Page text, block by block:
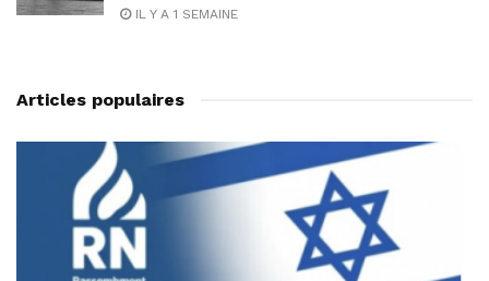
IL Y A 1 SEMAINE
Articles populaires